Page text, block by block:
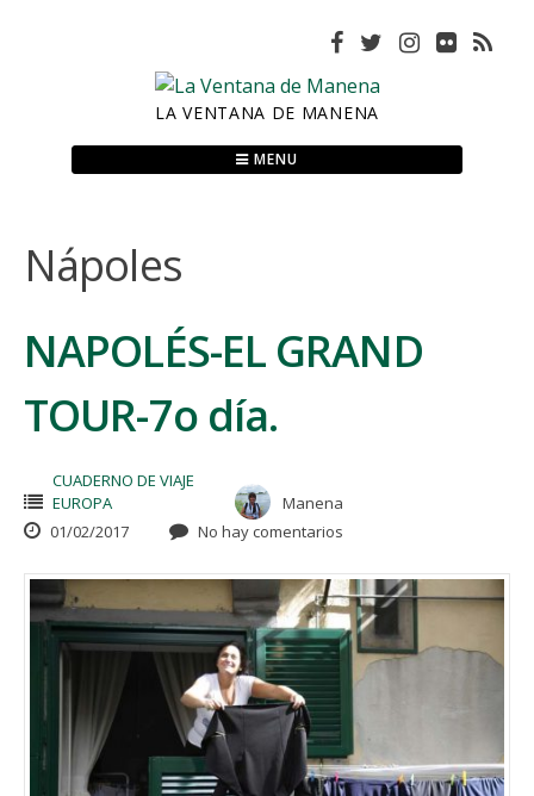
LA VENTANA DE MANENA
MENU
Nápoles
NAPOLÉS-EL GRAND
TOUR-7o día.
CUADERNO DE VIAJE
EUROPA
Manena
01/02/2017
No hay comentarios